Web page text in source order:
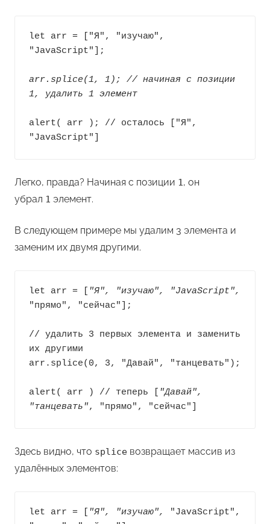
let arr = ["Я", "изучаю",
"JavaScript"];
arr.splice(1, 1); // начиная с позиции
1, удалить 1 элемент
alert( arr ); // осталось ["Я",
"JavaScript"]
Легко, правда? Начиная с позиции 1, он
убрал 1 элемент.
В следующем примере мы удалим 3 элемента и
заменим их двумя другими.
let arr = [ "Я", "изучаю", "JavaScript",
"прямо", "сейчас"];
// удалить 3 первых элемента и заменить
их другими
arr.splice(0, 3, "Давай", "танцевать");
alert( arr ) // теперь [
"Давай",
"танцевать", "прямо", "сейчас"]
Здесь видно, что splice возвращает массив из
удалённых элементов:
let arr = [ "Я", "изучаю",
"JavaScript",